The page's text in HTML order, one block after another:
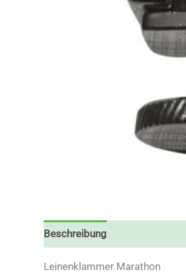
Beschreibung
Leinenklammer Marathon